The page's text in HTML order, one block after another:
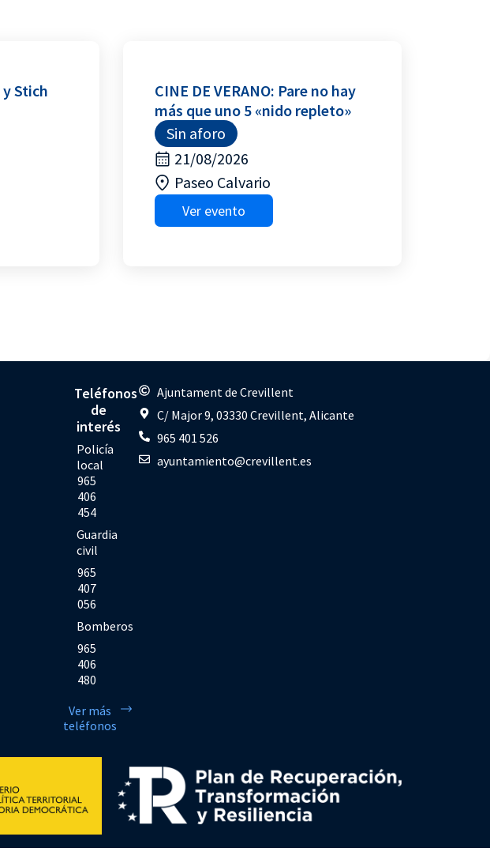
y Stich
CINE DE VERANO: Pare no hay
más que uno 5 «nido repleto»
Sin aforo
21/08/2026
Paseo Calvario
Ver evento
Teléfonos
de
interés
Policía
local
965
406
454
Guardia
civil
965
407
056
Bomberos
965
406
480
Ver más
teléfonos
Ajuntament de Crevillent
C/ Major 9, 03330 Crevillent, Alicante
965 401 526
ayuntamiento@crevillent.es